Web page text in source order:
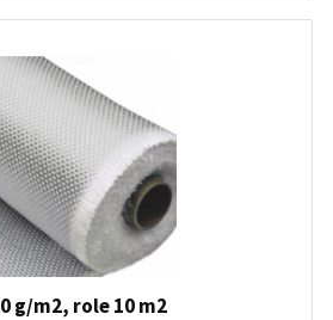
g/m2, role 10 m2